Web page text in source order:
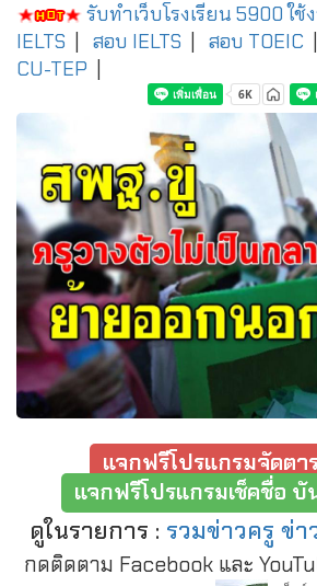
รับทำเว็บโรงเรียน 5900 ใช้
IELTS
สอบ IELTS สอบ TOEIC
CU-TEP
แจกฟรีโปรแกรมจัดตา
แจกฟรีโปรแกรมเช็คชื่อ
ดูในรายการ : รวมข่าวครู ข่า
กดติดตาม Facebook และ